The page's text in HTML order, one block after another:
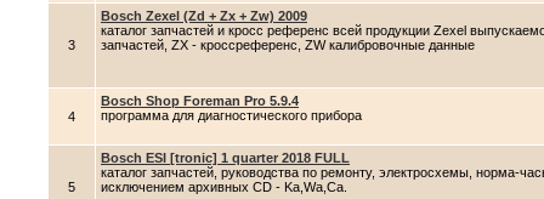
3
Bosch Zexel (Zd + Zx + Zw) 2009
каталог запчастей и кросс референс всей продукции Zexel
запчастей, ZX - кроссреференс, ZW калибровочные данные
4
Bosch Shop Foreman Pro 5.9.4
программа для диагностического прибора
5
Bosch ESI [tronic] 1 quarter 2018 FULL
каталог запчастей, руководства по ремонту, электросхемы, норма-
исключением архивных CD - Ka,Wa,Ca.